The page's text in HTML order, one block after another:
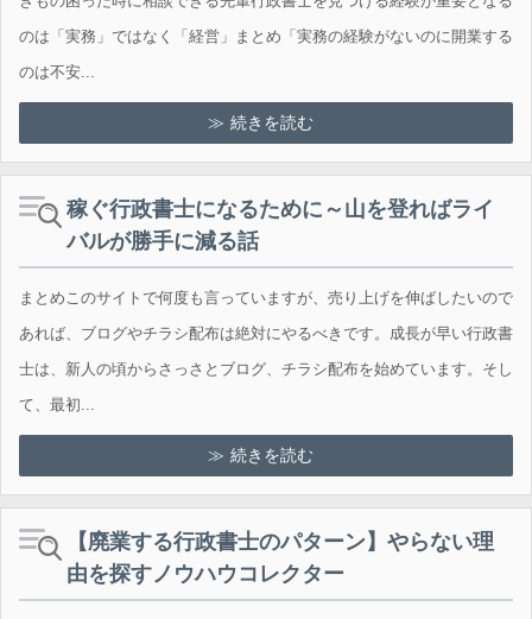
のは「実務」ではなく「経営」まとめ「実務の経験がないのに開業する
のは不安...
続きを読む
稼ぐ行政書士になるために～山を登ればライ
バルが勝手に減る話
まとめこのサイトで何度も言っていますが、売り上げを伸ばしたいので
あれば、ブログやチラシ配布は絶対にやるべきです。成長が早い行政書
士は、新人の頃からさっさとブログ、チラシ配布を始めています。そし
て、最初...
続きを読む
【廃業する行政書士のパターン】やらない理
由を探すノウハウコレクター